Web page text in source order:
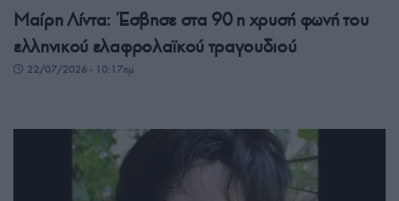
Μαίρη Λίντα: Έσβησε στα 90 η χρυσή φωνή του
ελληνικού ελαφρολαϊκού τραγουδιού
22/07/2026 - 10:17πμ